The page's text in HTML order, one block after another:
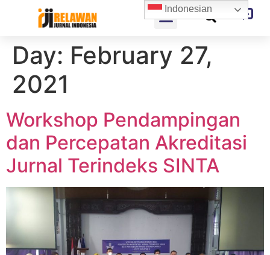
Day: February 27,
2021
Workshop Pendampingan
dan Percepatan Akreditasi
Jurnal Terindeks SINTA
Indonesian